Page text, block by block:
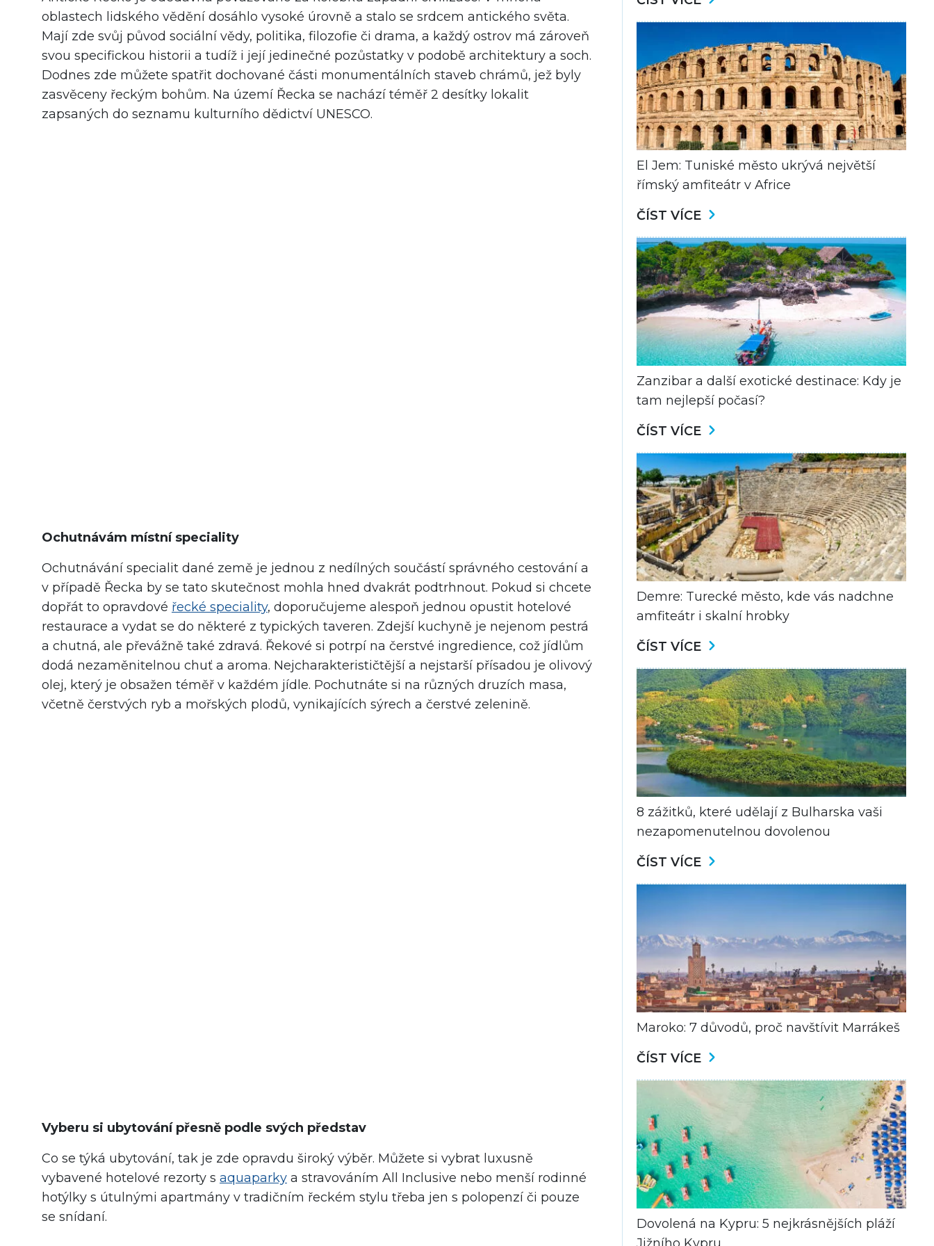
oblastech lidského vědění dosáhlo vysoké úrovně a stalo se srdcem antického světa.
Mají zde svůj původ sociální vědy, politika, filozofie či drama, a každý ostrov má zároveň
svou specifickou historii a tudíž i její jedinečné pozůstatky v podobě architektury a soch.
Dodnes zde můžete spatřit dochované části monumentálních staveb chrámů, jež byly
zasvěceny řeckým bohům. Na území Řecka se nachází téměř 2 desítky lokalit
zapsaných do seznamu kulturního dědictví UNESCO.
Ochutnávám místní speciality
Ochutnávání specialit dané země je jednou z nedílných součástí správného cestování a
v případě Řecka by se tato skutečnost mohla hned dvakrát podtrhnout. Pokud si chcete
dopřát to opravdové řecké speciality, doporučujeme alespoň jednou opustit hotelové
restaurace a vydat se do některé z typických taveren. Zdejší kuchyně je nejenom pestrá
a chutná, ale převážně také zdravá. Řekové si potrpí na čerstvé ingredience, což jídlům
dodá nezaměnitelnou chuť a aroma. Nejcharakterističtější a nejstarší přísadou je olivový
olej, který je obsažen téměř v každém jídle. Pochutnáte si na různých druzích masa,
včetně čerstvých ryb a mořských plodů, vynikajících sýrech a čerstvé zelenině.
Vyberu si ubytování přesně podle svých představ
Co se týká ubytování, tak je zde opravdu široký výběr. Můžete si vybrat luxusně
vybavené hotelové rezorty s aquaparky a stravováním All Inclusive nebo menší rodinné
hotýlky s útulnými apartmány v tradičním řeckém stylu třeba jen s polopenzí či pouze
se snídaní.
El Jem: Tuniské město ukrývá největší
římský amfiteátr v Africe
ČÍST VÍCE
Zanzibar a další exotické destinace: Kdy je
tam nejlepší počasí?
ČÍST VÍCE
Demre: Turecké město, kde vás nadchne
amfiteátr i skalní hrobky
ČÍST VÍCE
8 zážitků, které udělají z Bulharska vaši
nezapomenutelnou dovolenou
ČÍST VÍCE
Maroko: 7 důvodů, proč navštívit Marrákeš
ČÍST VÍCE
Dovolená na Kypru: 5 nejkrásnějších pláží